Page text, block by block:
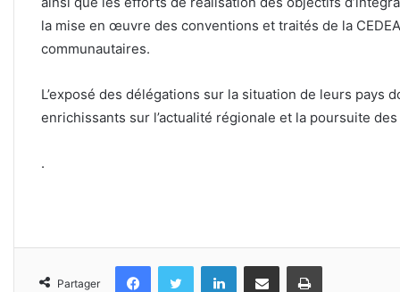
la mise en œuvre des conventions et traités de la
communautaires.
L’exposé des délégations sur la situation de leurs pays
enrichissants sur l’actualité régionale et la poursuite
.
Partager
FacebookTwitter LinkedinPartager par email Imprimer